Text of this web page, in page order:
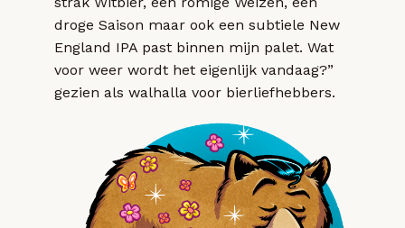
droge Saison maar ook een subtiele New
England IPA past binnen mijn palet. Wat
voor weer wordt het eigenlijk vandaag?”
gezien als walhalla voor bierliefhebbers.